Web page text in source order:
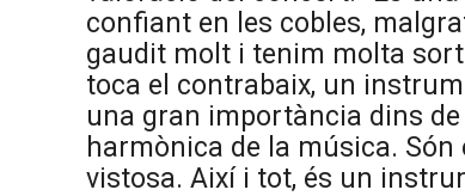
confiant en les cobles,
gaudit molt i tenim molta
toca el contrabaix, un
una gran importància dins
harmònica de la música.
vistosa. Així i tot, és un